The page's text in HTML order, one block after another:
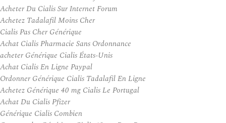
Acheter Du Cialis Sur Internet Forum
Achetez Tadalafil Moins Cher
Cialis Pas Cher Générique
Achat Cialis Pharmacie Sans Ordonnance
acheter Générique Cialis États-Unis
Achat Cialis En Ligne Paypal
Ordonner Générique Cialis Tadalafil En Ligne
Achetez Générique 40 mg Cialis Le Portugal
Achat Du Cialis Pfizer
Générique Cialis Combien